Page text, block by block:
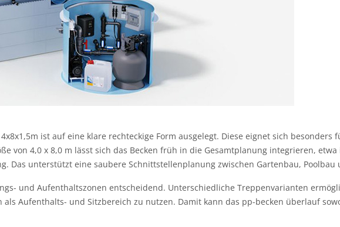
ist auf eine klare rechteckige Form ausgelegt. Diese eignet sich
von 4,0 x 8,0 m lässt sich das Becken früh in die Gesamtplanung integrieren, etwa
Das unterstützt eine saubere Schnittstellenplanung zwischen Gartenbau,
und Aufenthaltszonen entscheidend. Unterschiedliche Treppenvarianten
Aufenthalts- und Sitzbereich zu nutzen. Damit kann das pp-becken überlauf